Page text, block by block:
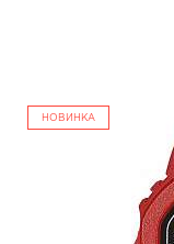
НОВИНКА